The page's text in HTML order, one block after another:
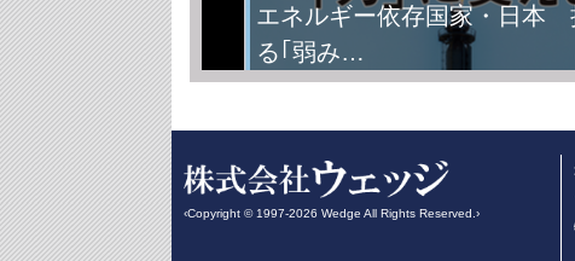
エネルギー依存国家・日本
る｢弱み…
‹Copyright © 1997-2026 Wedge All Rights Reserved.›